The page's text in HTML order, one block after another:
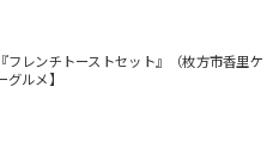
フレンチトーストセット』（枚方市香里ケ
ルメ】